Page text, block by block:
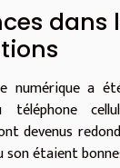
dans
numérique a
téléphone
devenus
son étaient